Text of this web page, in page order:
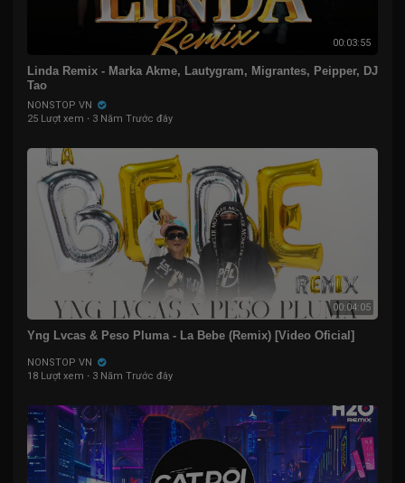
00:03:55
Linda Remix - Marka Akme, Lautygram, Migrantes, Peipper, DJ
Tao
NONSTOP VN
25 Lượt xem · 3 Năm Trước đây
00:04:05
Yng Lvcas & Peso Pluma - La Bebe (Remix) [Video Oficial]
NONSTOP VN
18 Lượt xem · 3 Năm Trước đây